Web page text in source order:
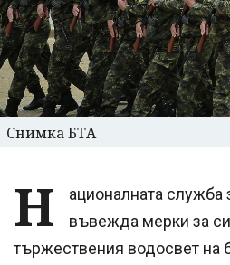
Снимка БТА
Н
ационалната
въвежда мерки за
тържествения водосвет на